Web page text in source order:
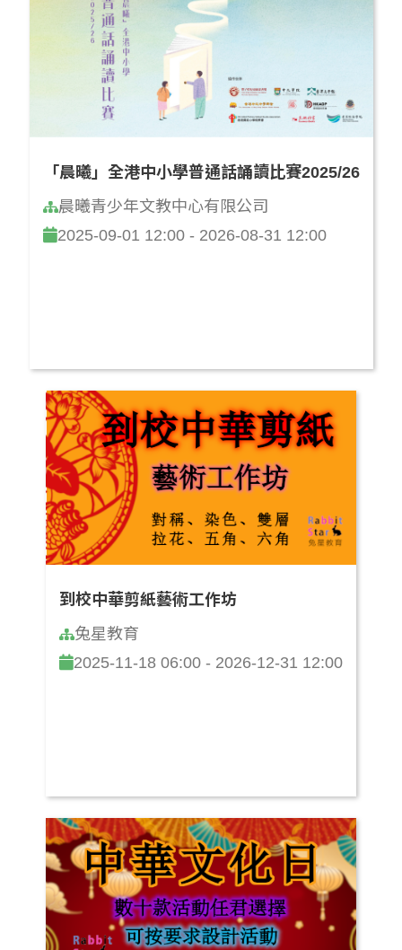
「晨曦」全港中小學普通話誦讀比賽2025/26
晨曦青少年文教中心有限公司
2025-09-01 12:00 - 2026-08-31 12:00
到校中華剪紙藝術工作坊
兔星教育
2025-11-18 06:00 - 2026-12-31 12:00